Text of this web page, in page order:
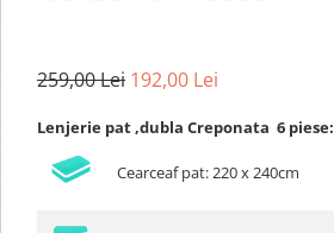
259,00 Lei 192,00 Lei
Lenjerie pat ,dubla Creponata 6 piese:
Cearceaf pat: 220 x 240cm